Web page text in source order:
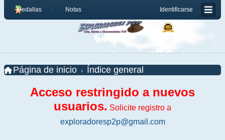
Identificarse
Medallas Notas
Página de inicio Índice general
Acceso restringido a nuevos
usuarios. Solicite registro a
exploradoresp2p@gmail.com